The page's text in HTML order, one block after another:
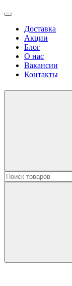
Доставка
Акции
Блог
О нас
Вакансии
Контакты
Искать: